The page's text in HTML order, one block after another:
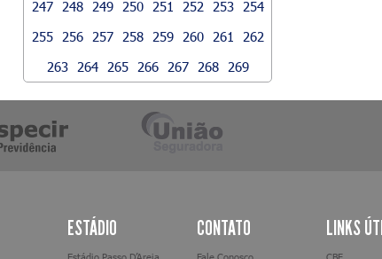
247
248 249 250 251 252 253
254
255
256 257 258 259 260 261
262
263
264 265 266 267 268 269
ESTÁDIO
Estádio Passo D’Areia
CONTATO
Fale Conosco
LINKS
CBF